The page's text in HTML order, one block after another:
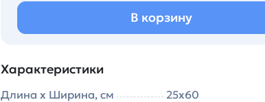
В корзину
Характеристики
Длина х Ширина, см
25х60